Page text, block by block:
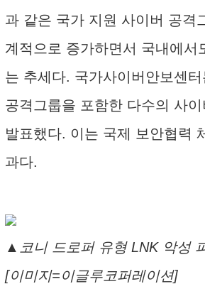
과 같은 국가 지원 사이버 공격
계적으로 증가하면서 국내에서
는 추세다. 국가사이버안보센
공격그룹을 포함한 다수의 사
발표했다. 이는 국제 보안협력
과다.
▲코니 드로퍼 유형 LNK 악성
[이미지=이글루코퍼레이션]